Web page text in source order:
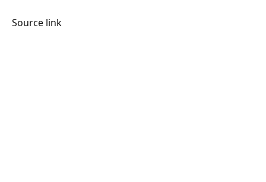
Source link